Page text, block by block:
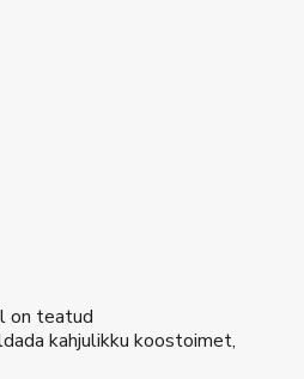
on teatud
kahjulikku koostoimet,